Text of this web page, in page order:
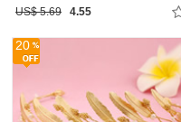
US$ 5.69 4.55
20